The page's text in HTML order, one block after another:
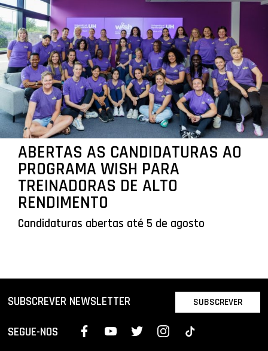
ABERTAS AS CANDIDATURAS AO
PROGRAMA WISH PARA
TREINADORAS DE ALTO
RENDIMENTO
Candidaturas abertas até 5 de agosto
SUBSCREVER NEWSLETTER SUBSCREVER
SEGUE-NOS